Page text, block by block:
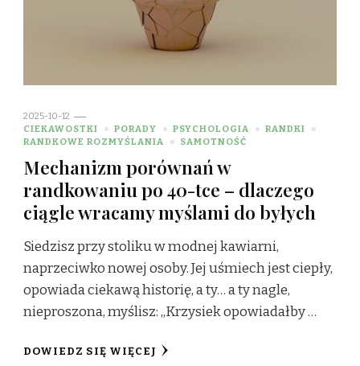
2025-10-12
CIEKAWOSTKI
PORADY PSYCHOLOGIA
RANDKI
RANDKOWE ROZMYŚLANIA
SAMOTNOŚĆ
Mechanizm porównań w
randkowaniu po 40-tce – dlaczego
ciągle wracamy myślami do byłych
Siedzisz przy stoliku w modnej kawiarni,
naprzeciwko nowej osoby. Jej uśmiech jest ciepły,
opowiada ciekawą historię, a ty… a ty nagle,
nieproszona, myślisz: „Krzysiek opowiadałby …
DOWIEDZ SIĘ WIĘCEJ